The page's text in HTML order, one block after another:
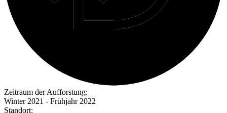
Zeitraum der Aufforstung:
Winter 2021 - Frühjahr 2022
Standort: